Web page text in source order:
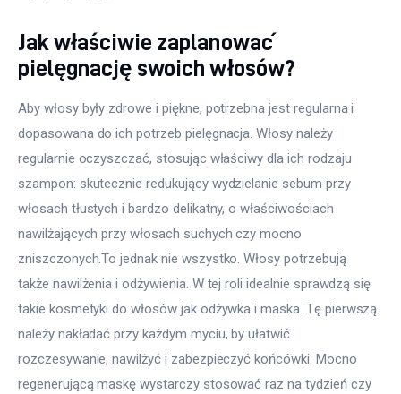
Jak właściwie zaplanować
pielęgnację swoich włosów?
Aby włosy były zdrowe i piękne, potrzebna jest regularna i
dopasowana do ich potrzeb pielęgnacja. Włosy należy
regularnie oczyszczać, stosując właściwy dla ich rodzaju
szampon: skutecznie redukujący wydzielanie sebum przy
włosach tłustych i bardzo delikatny, o właściwościach
nawilżających przy włosach suchych czy mocno
zniszczonych.To jednak nie wszystko. Włosy potrzebują
także nawilżenia i odżywienia. W tej roli idealnie sprawdzą się
takie kosmetyki do włosów jak odżywka i maska. Tę pierwszą
należy nakładać przy każdym myciu, by ułatwić
rozczesywanie, nawilżyć i zabezpieczyć końcówki. Mocno
regenerującą maskę wystarczy stosować raz na tydzień czy